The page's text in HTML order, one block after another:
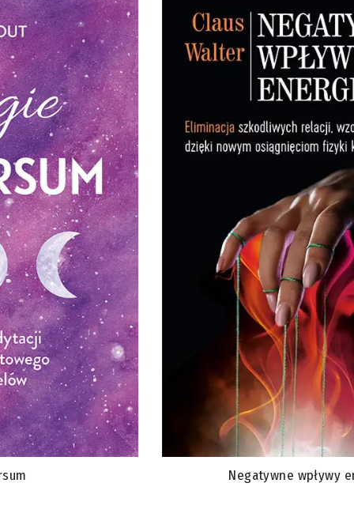
Negatywne wpływy energetyczne